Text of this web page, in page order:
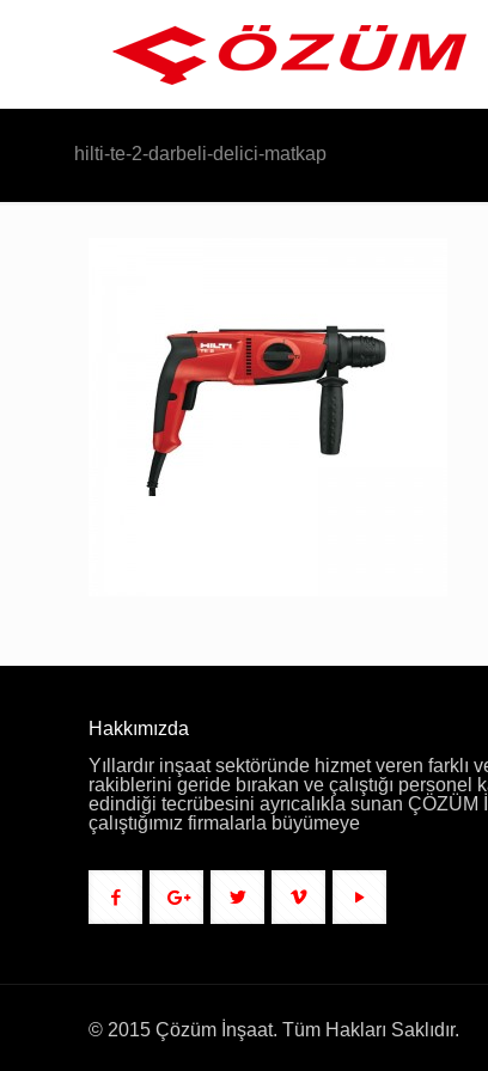
hilti-te-2-darbeli-delici-matkap
Hakkımızda
Yıllardır inşaat sektöründe hizmet veren farklı
rakiblerini geride bırakan ve çalıştığı
edindiği tecrübesini ayrıcalıkla sunan ÇÖZÜM
çalıştığımız firmalarla büyümeye
© 2015 Çözüm İnşaat. Tüm Hakları Saklıdır.